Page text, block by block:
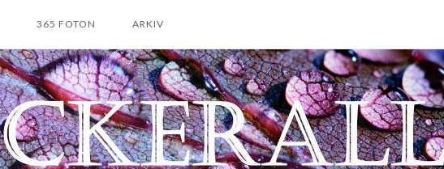
365 FOTON ARKIV